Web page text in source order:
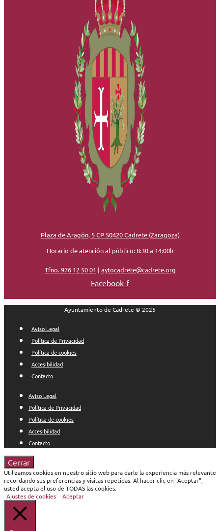
Plaza de Aragón, 5 CP 50420 Cadrete (Zaragoza)
Horario de atención al público: 8:30 a 14:00h
Tfno. 976 12 50 01 | aytocadrete@cadrete.org
Facebook-f
Ayuntamiento de Cadrete © 2025
Aviso Legal
Política de Privacidad
Política de cookies
Accesibilidad
Contacto
Aviso Legal
Política de Privacidad
Política de cookies
Accesibilidad
Contacto
Cerrar
Utilizamos cookies en nuestro sitio web para darle la experiencia más relevante
recordando sus preferencias y visitas repetidas. Al hacer clic en "Aceptar",
usted acepta el uso de TODAS las cookies.
Ajustes de cookies
Aceptar